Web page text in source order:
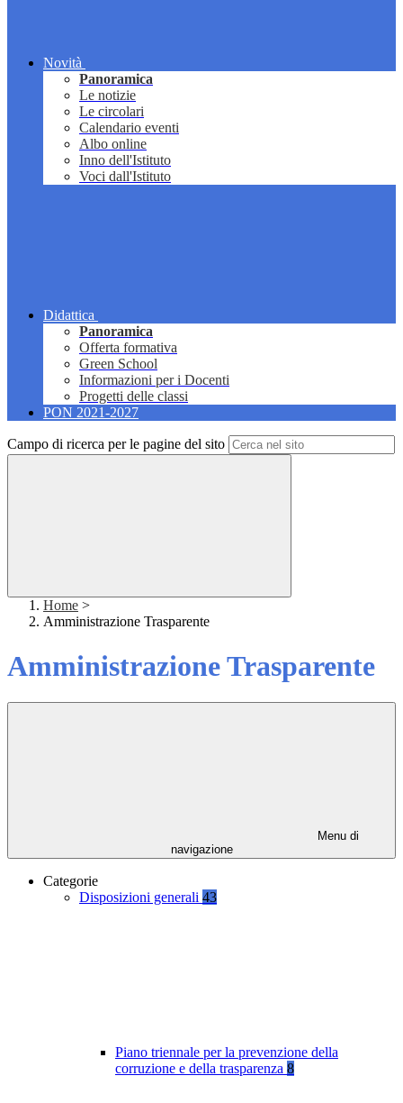
Novità
Panoramica
Le notizie
Le circolari
Calendario eventi
Albo online
Inno dell'Istituto
Voci dall'Istituto
Didattica
Panoramica
Offerta formativa
Green School
Informazioni per i Docenti
Progetti delle classi
PON 2021-2027
Campo di ricerca per le pagine del sito
Home >
Amministrazione Trasparente
Amministrazione Trasparente
Menu di
navigazione
Categorie
Disposizioni generali 43
Piano triennale per la prevenzione della
corruzione e della trasparenza 8